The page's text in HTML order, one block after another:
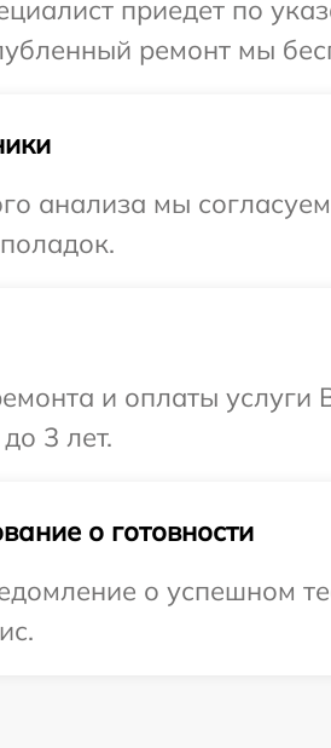
приедет по
ремонт мы
анализа мы
и оплаты услуги
3 лет.
о готовности
о успешном